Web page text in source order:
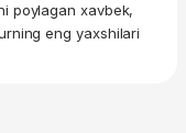
poylagan xavbek,
eng yaxshilari